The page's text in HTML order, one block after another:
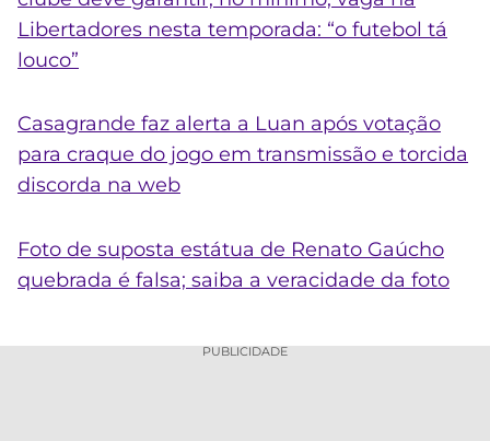
Libertadores nesta temporada: “o futebol tá
louco”
Casagrande faz alerta a Luan após votação
para craque do jogo em transmissão e torcida
discorda na web
Foto de suposta estátua de Renato Gaúcho
quebrada é falsa; saiba a veracidade da foto
PUBLICIDADE